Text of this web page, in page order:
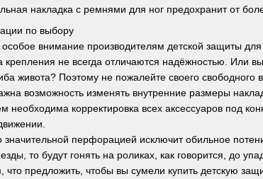
накладка с ремнями для ног предохранит от
по выбору
особое внимание производителям детской защиты
крепления не всегда отличаются надёжностью. Или
живота? Поэтому не пожалейте своего свободного
возможность изменять внутренние размеры
необходима корректировка всех аксессуаров под
перфорацией исключит обильное
то будут гонять на роликах, как говорится, до
предложить, чтобы вы сумели купить детскую